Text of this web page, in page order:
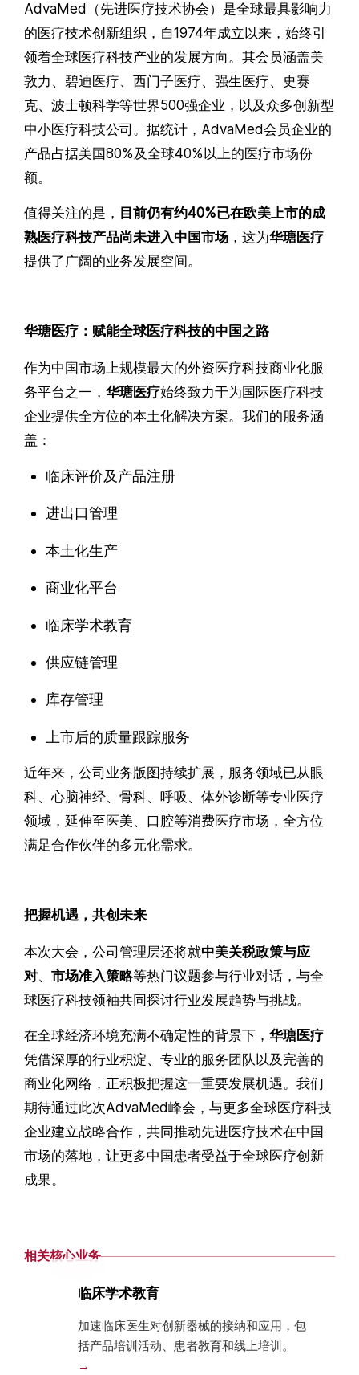
AdvaMed（先进医疗技术协会）是全球最具影响力
的医疗技术创新组织，自1974年成立以来，始终引
领着全球医疗科技产业的发展方向。其会员涵盖美
敦力、碧迪医疗、西门子医疗、强生医疗、史赛
克、波士顿科学等世界500强企业，以及众多创新型
中小医疗科技公司。据统计，AdvaMed会员企业的
产品占据美国80%及全球40%以上的医疗市场份
额。
值得关注的是， 目前仍有约40%已在欧美上市的成
熟医疗科技产品尚未进入中国市场 ，这为华瑭医疗
提供了广阔的业务发展空间。
华瑭医疗：赋能全球医疗科技的中国之路
作为中国市场上规模最大的外资医疗科技商业化服
务平台之一， 华瑭医疗始终致力于为国际医疗科技
企业提供全方位的本土化解决方案。我们的服务涵
盖：
临床评价及产品注册
进出口管理
本土化生产
商业化平台
临床学术教育
供应链管理
库存管理
上市后的质量跟踪服务
近年来，公司业务版图持续扩展，服务领域已从眼
科、心脑神经、骨科、呼吸、体外诊断等专业医疗
领域，延伸至医美、口腔等消费医疗市场，全方位
满足合作伙伴的多元化需求。
把握机遇，共创未来
本次大会，公司管理层还将就中美关税政策与应
对、 市场准入策略等热门议题参与行业对话，与全
球医疗科技领袖共同探讨行业发展趋势与挑战。
在全球经济环境充满不确定性的背景下， 华瑭医疗
凭借深厚的行业积淀、专业的服务团队以及完善的
商业化网络，正积极把握这一重要发展机遇。我们
期待通过此次AdvaMed峰会，与更多全球医疗科技
企业建立战略合作，共同推动先进医疗技术在中国
市场的落地，让更多中国患者受益于全球医疗创新
成果。
相关核心业务
临床学术教育
加速临床医生对创新器械的接纳和应用，包
括产品培训活动、患者教育和线上培训。